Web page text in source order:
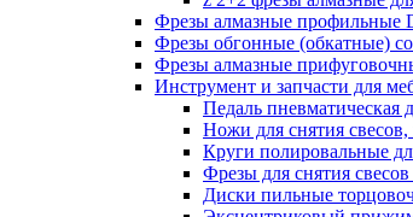
Фрезы алмазные профильные
Фрезы обгонные (обкатные)
Фрезы алмазные
Инструмент и запчасти для
Педаль пневматическая
Ножи для снятия
Круги полировальные
Фрезы для снятия
Диски пильные